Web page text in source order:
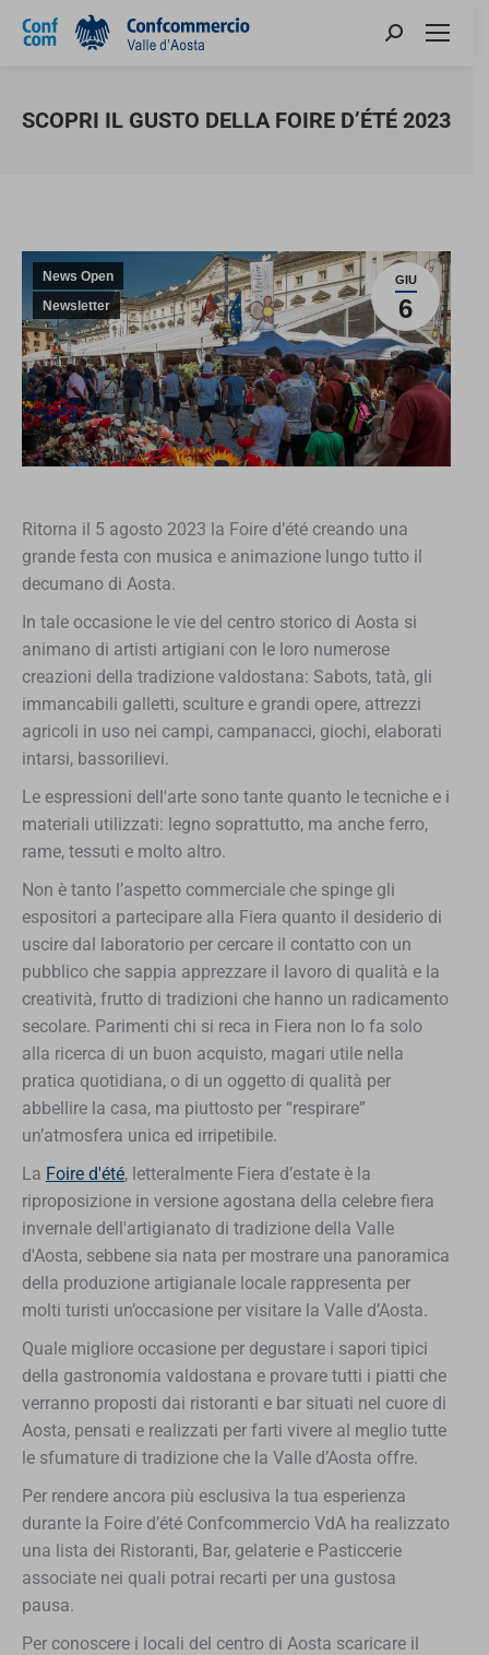
SCOPRI IL GUSTO DELLA FOIRE D’ÉTÉ 2023
GIU
6
News Open
Newsletter
Ritorna il 5 agosto 2023 la Foire d’été creando una
grande festa con musica e animazione lungo tutto il
decumano di Aosta.
In tale occasione le vie del centro storico di Aosta si
animano di artisti artigiani con le loro numerose
creazioni della tradizione valdostana: Sabots, tatà, gli
immancabili galletti, sculture e grandi opere, attrezzi
agricoli in uso nei campi, campanacci, giochi, elaborati
intarsi, bassorilievi.
Le espressioni dell'arte sono tante quanto le tecniche e i
materiali utilizzati: legno soprattutto, ma anche ferro,
rame, tessuti e molto altro.
Non è tanto l’aspetto commerciale che spinge gli
espositori a partecipare alla Fiera quanto il desiderio di
uscire dal laboratorio per cercare il contatto con un
pubblico che sappia apprezzare il lavoro di qualità e la
creatività, frutto di tradizioni che hanno un radicamento
secolare. Parimenti chi si reca in Fiera non lo fa solo
alla ricerca di un buon acquisto, magari utile nella
pratica quotidiana, o di un oggetto di qualità per
abbellire la casa, ma piuttosto per “respirare”
un’atmosfera unica ed irripetibile.
La Foire d'été, letteralmente Fiera d’estate è la
riproposizione in versione agostana della celebre fiera
invernale dell'artigianato di tradizione della Valle
d'Aosta, sebbene sia nata per mostrare una panoramica
della produzione artigianale locale rappresenta per
molti turisti un’occasione per visitare la Valle d’Aosta.
Quale migliore occasione per degustare i sapori tipici
della gastronomia valdostana e provare tutti i piatti che
verranno proposti dai ristoranti e bar situati nel cuore di
Aosta, pensati e realizzati per farti vivere al meglio tutte
le sfumature di tradizione che la Valle d’Aosta offre.
Per rendere ancora più esclusiva la tua esperienza
durante la Foire d’été Confcommercio VdA ha realizzato
una lista dei Ristoranti, Bar, gelaterie e Pasticcerie
associate nei quali potrai recarti per una gustosa
pausa.
Per conoscere i locali del centro di Aosta scaricare il